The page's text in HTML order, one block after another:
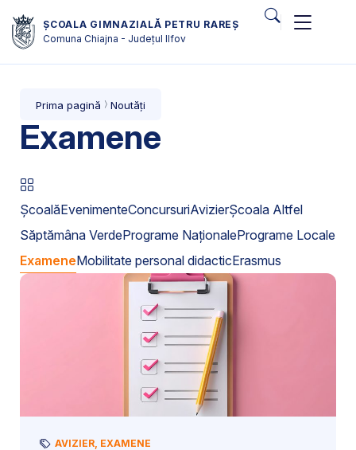
ȘCOALA GIMNAZIALĂ PETRU RAREȘ
Comuna Chiajna - Județul Ilfov
Prima pagină Noutăți
Examene
ȘcoalăEvenimenteConcursuriAvizierȘcoala Altfel
Săptămâna VerdePrograme NaționalePrograme Locale
ExameneMobilitate personal didacticErasmus
AVIZIER, EXAMENE